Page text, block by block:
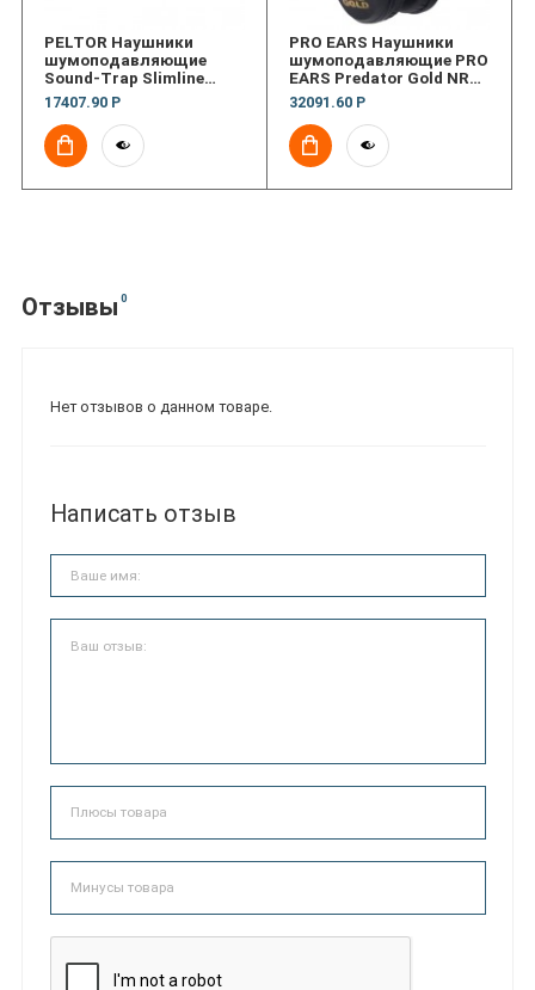
PELTOR Наушники
шумоподавляющие
Sound-Trap Slimline
Earmuff,Tact Elect HS
17407.90 Р
PRO EARS Наушники
шумоподавляющие PRO
EARS Predator Gold NRR
26 Black
32091.60 Р
Отзывы 0
Нет отзывов о данном товаре.
Написать отзыв